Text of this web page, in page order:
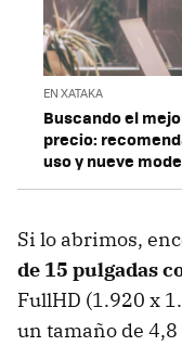
EN XATAKA
Buscando el
precio:
uso y nueve
Si lo abrimos,
de 15 pulgadas
FullHD (1.920 x
un tamaño de